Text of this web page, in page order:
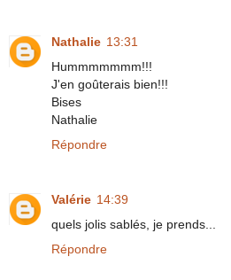
Nathalie 13:31
Hummmmmmm!!!
J'en goûterais bien!!!
Bises
Nathalie
Répondre
Valérie 14:39
quels jolis sablés, je prends...
Répondre